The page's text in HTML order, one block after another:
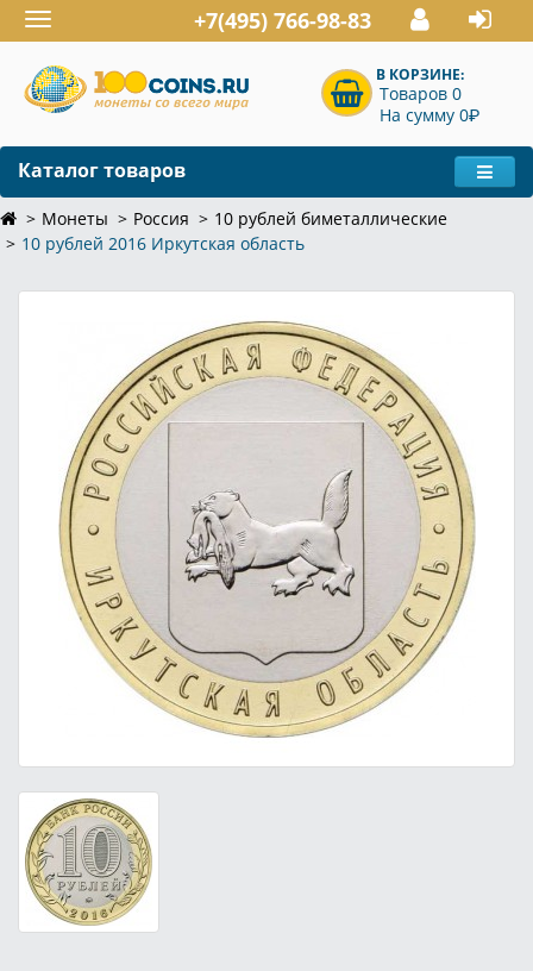
Toggle
navigation
+7(495) 766-98-83
В КОРЗИНЕ:
Товаров 0
На сумму 0P
Каталог товаров
Монеты Россия
10 рублей биметаллические
10 рублей 2016 Иркутская область